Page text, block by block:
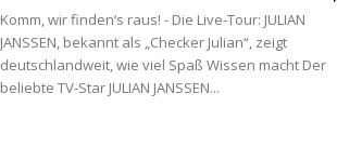
Komm, wir finden‘s raus! - Die Live-Tour: JULIAN
JANSSEN, bekannt als „Checker Julian“, zeigt
deutschlandweit, wie viel Spaß Wissen macht Der
beliebte TV-Star JULIAN JANSSEN...